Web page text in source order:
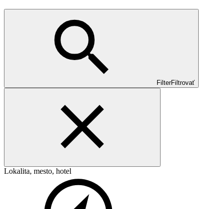
FilterFiltrovať
Lokalita, mesto, hotel